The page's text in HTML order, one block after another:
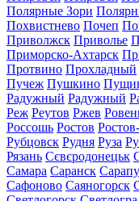
Полярные Зори
Похвистнево Почеп
Приволжск Приволье
Приморско-Ахтарск
Протвино Прохладный
Пучеж Пушкино
Радужный Радужный
Реж Реутов Ржев
Россошь Ростов
Рубцовск Рудня Руза
Рязань Сєвєродонецьк
Самара Саранск
Сафоново Саяногорск